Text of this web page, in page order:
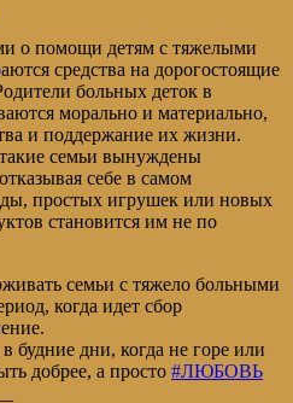
о помощи детям с тяжелыми
средства на дорогостоящие
больных деток в
морально и материально,
и поддержание их жизни.
семьи вынуждены
себе в самом
простых игрушек или новых
становится им не по
семьи с тяжело больными
когда идет сбор
будние дни, когда не горе или
добрее, а просто #ЛЮБОВЬ